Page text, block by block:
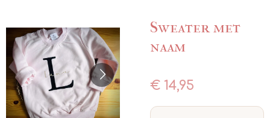
Sweater met
naam
€ 14,95